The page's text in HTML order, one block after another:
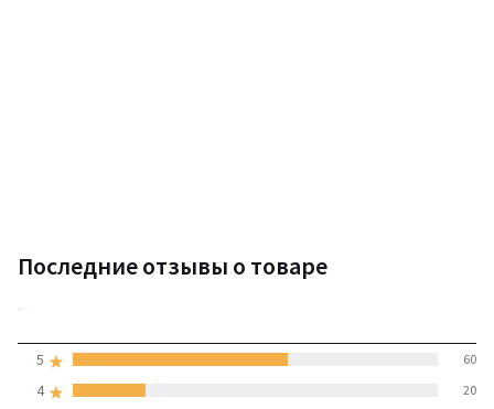
Последние отзывы о товаре
4 20
5 60